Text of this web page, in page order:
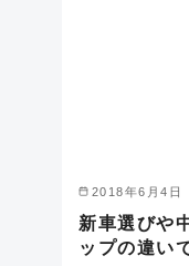
2018年6月4日
新車選びや
ップの違い